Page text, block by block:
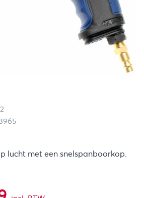
lucht met een snelspanboorkop.